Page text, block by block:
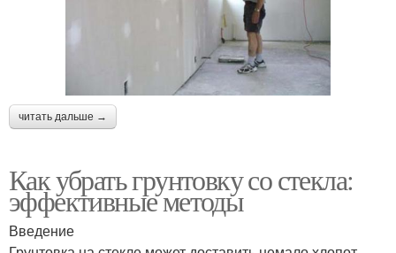
читать дальше →
Как убрать грунтовку со стекла:
эффективные методы
Введение